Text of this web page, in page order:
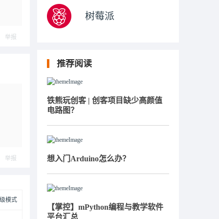
举报
举报
模式
树莓派
推荐阅读
铁熊玩创客 | 创客项目缺少高颜值
电路图？
想入门Arduino怎么办？
【掌控】mPython编程与教学软件
平台汇总